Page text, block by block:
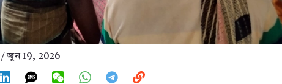
/জুন 19, 2026